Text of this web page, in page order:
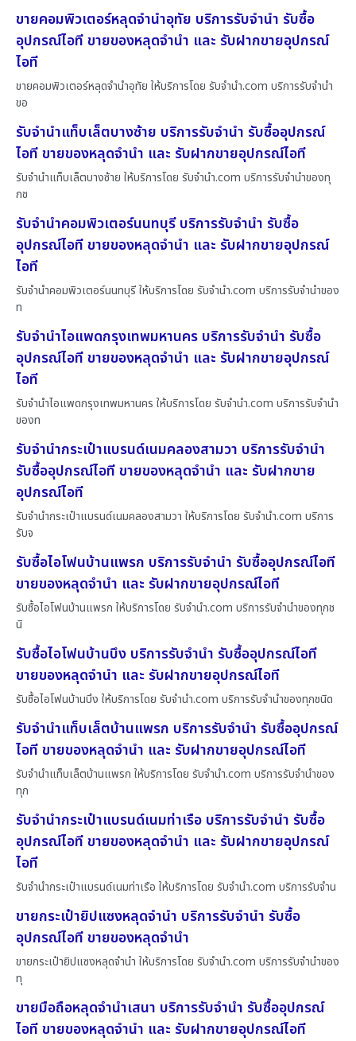
ขายคอมพิวเตอร์หลุดจำนำอุทัย บริการรับจำนำ รับซื้อ
อุปกรณ์ไอที ขายของหลุดจำนำ และ รับฝากขายอุปกรณ์
ไอที
ขายคอมพิวเตอร์หลุดจำนำอุทัย ให้บริการโดย รับจํานํา.com บริการรับจำนำ
ขอ
รับจำนำแท็บเล็ตบางซ้าย บริการรับจำนำ รับซื้ออุปกรณ์
ไอที ขายของหลุดจำนำ และ รับฝากขายอุปกรณ์ไอที
รับจำนำแท็บเล็ตบางซ้าย ให้บริการโดย รับจํานํา.com บริการรับจำนำของทุ
กช
รับจำนำคอมพิวเตอร์นนทบุรี บริการรับจำนำ รับซื้อ
อุปกรณ์ไอที ขายของหลุดจำนำ และ รับฝากขายอุปกรณ์
ไอที
รับจำนำคอมพิวเตอร์นนทบุรี ให้บริการโดย รับจํานํา.com บริการรับจำนำของ
ท
รับจำนำไอแพดกรุงเทพมหานคร บริการรับจำนำ รับซื้อ
อุปกรณ์ไอที ขายของหลุดจำนำ และ รับฝากขายอุปกรณ์
ไอที
รับจำนำไอแพดกรุงเทพมหานคร ให้บริการโดย รับจํานํา.com บริการรับจำนำ
ของท
รับจำนำกระเป๋าแบรนด์เนมคลองสามวา บริการรับจำนำ
รับซื้ออุปกรณ์ไอที ขายของหลุดจำนำ และ รับฝากขาย
อุปกรณ์ไอที
รับจำนำกระเป๋าแบรนด์เนมคลองสามวา ให้บริการโดย รับจํานํา.com บริการ
รับจ
รับซื้อไอโฟนบ้านแพรก บริการรับจำนำ รับซื้ออุปกรณ์ไอที
ขายของหลุดจำนำ และ รับฝากขายอุปกรณ์ไอที
รับซื้อไอโฟนบ้านแพรก ให้บริการโดย รับจํานํา.com บริการรับจำนำของทุกช
นิ
รับซื้อไอโฟนบ้านบึง บริการรับจำนำ รับซื้ออุปกรณ์ไอที
ขายของหลุดจำนำ และ รับฝากขายอุปกรณ์ไอที
รับซื้อไอโฟนบ้านบึง ให้บริการโดย รับจํานํา.com บริการรับจำนำของทุกชนิด
รับจำนำแท็บเล็ตบ้านแพรก บริการรับจำนำ รับซื้ออุปกรณ์
ไอที ขายของหลุดจำนำ และ รับฝากขายอุปกรณ์ไอที
รับจำนำแท็บเล็ตบ้านแพรก ให้บริการโดย รับจํานํา.com บริการรับจำนำของ
ทุก
รับจำนำกระเป๋าแบรนด์เนมท่าเรือ บริการรับจำนำ รับซื้อ
อุปกรณ์ไอที ขายของหลุดจำนำ และ รับฝากขายอุปกรณ์
ไอที
รับจำนำกระเป๋าแบรนด์เนมท่าเรือ ให้บริการโดย รับจํานํา.com บริการรับจำน
ขายกระเป๋ายิปแซงหลุดจำนำ บริการรับจำนำ รับซื้อ
อุปกรณ์ไอที ขายของหลุดจำนำ
ขายกระเป๋ายิปแซงหลุดจำนำ ให้บริการโดย รับจํานํา.com บริการรับจำนำของ
ทุ
ขายมือถือหลุดจำนำเสนา บริการรับจำนำ รับซื้ออุปกรณ์
ไอที ขายของหลุดจำนำ และ รับฝากขายอุปกรณ์ไอที